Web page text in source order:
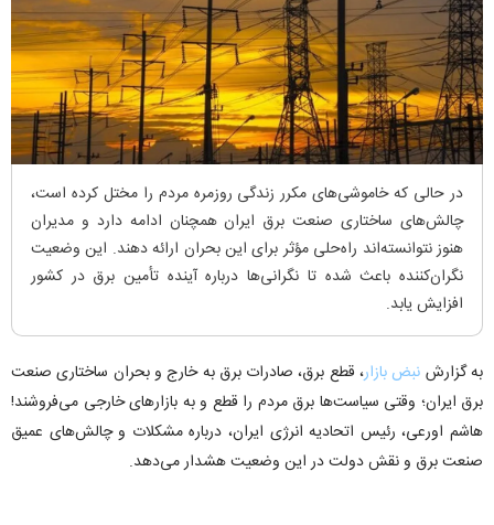
در حالی که خاموشی‌های مکرر زندگی روزمره مردم را مختل کرده است،
چالش‌های ساختاری صنعت برق ایران همچنان ادامه دارد و مدیران
هنوز نتوانسته‌اند راه‌حلی مؤثر برای این بحران ارائه دهند. این وضعیت
نگران‌کننده باعث شده تا نگرانی‌ها درباره آینده تأمین برق در کشور
افزایش یابد.
به گزارش نبض بازار، قطع برق، صادرات برق به خارج و بحران ساختاری صنعت
برق ایران؛ وقتی سیاست‌ها برق مردم را قطع و به بازارهای خارجی می‌فروشند!
هاشم اورعی، رئیس اتحادیه انرژی ایران، درباره مشکلات و چالش‌های عمیق
صنعت برق و نقش دولت در این وضعیت هشدار می‌دهد.